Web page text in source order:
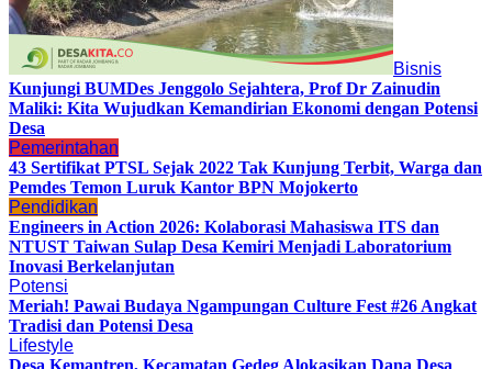
Bisnis
Kunjungi BUMDes Jenggolo Sejahtera, Prof Dr Zainudin
Maliki: Kita Wujudkan Kemandirian Ekonomi dengan Potensi
Desa
Pemerintahan
43 Sertifikat PTSL Sejak 2022 Tak Kunjung Terbit, Warga dan
Pemdes Temon Luruk Kantor BPN Mojokerto
Pendidikan
Engineers in Action 2026: Kolaborasi Mahasiswa ITS dan
NTUST Taiwan Sulap Desa Kemiri Menjadi Laboratorium
Inovasi Berkelanjutan
Potensi
Meriah! Pawai Budaya Ngampungan Culture Fest #26 Angkat
Tradisi dan Potensi Desa
Lifestyle
Desa Kemantren, Kecamatan Gedeg Alokasikan Dana Desa